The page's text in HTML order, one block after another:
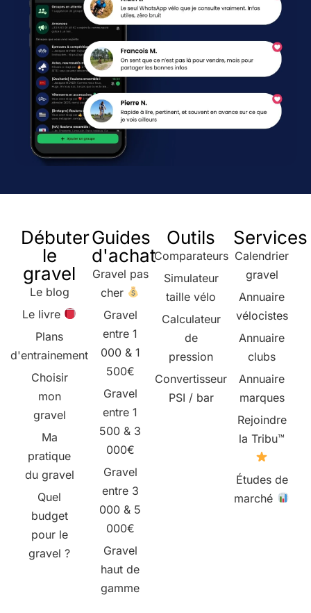
Débuter
le
gravel
Le blog
Le livre
Plans
d'entrainement
Choisir
mon
gravel
Ma
pratique
du gravel
Quel
budget
pour le
gravel ?
Guides
d'achat
Gravel pas
cher
Gravel
entre 1
000 & 1
500€
Gravel
entre 1
500 & 3
000€
Gravel
entre 3
000 & 5
000€
Gravel
haut de
gamme
Outils
Comparateurs
Simulateur
taille vélo
Calculateur
de
pression
Convertisseur
PSI / bar
Services
Calendrier
gravel
Annuaire
vélocistes
Annuaire
clubs
Annuaire
marques
Rejoindre
la Tribu™
Études de
marché